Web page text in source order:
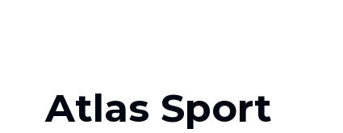
Atlas Sport